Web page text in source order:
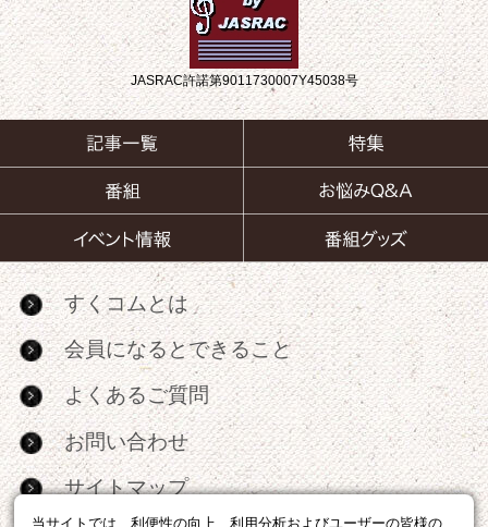
当サイトでは、利便性の向上、利用分析およびユーザーの皆様の
JASRAC許諾第9011730007Y45038号
すくコムとは
会員になるとできること
よくあるご質問
お問い合わせ
サイトマップ